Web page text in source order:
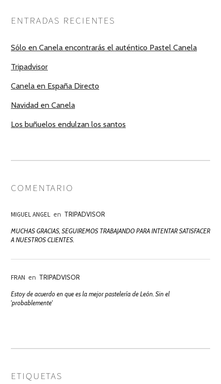
ENTRADAS RECIENTES
Sólo en Canela encontrarás el auténtico Pastel Canela
Tripadvisor
Canela en España Directo
Navidad en Canela
Los buñuelos endulzan los santos
COMENTARIO
MIGUEL ANGEL en TRIPADVISOR
MUCHAS GRACIAS, SEGUIREMOS TRABAJANDO PARA INTENTAR SATISFACER
A NUESTROS CLIENTES.
FRAN en TRIPADVISOR
Estoy de acuerdo en que es la mejor pastelería de León. Sin el
'probablemente'
ETIQUETAS